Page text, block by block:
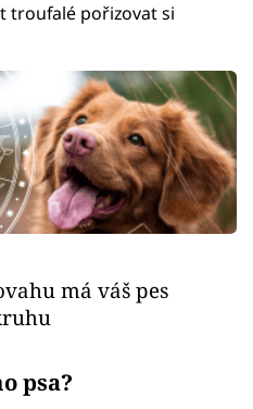
troufalé pořizovat si
má váš pes
psa?